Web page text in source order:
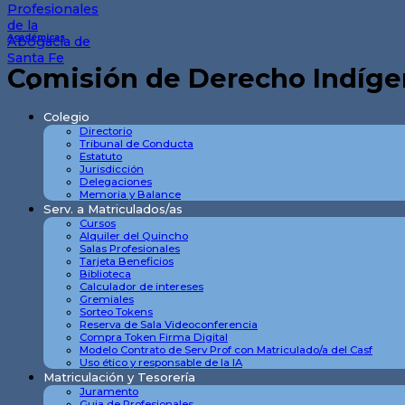
Colegio
Directorio
Tribunal de Conducta
Estatuto
Jurisdicción
Delegaciones
Memoria y Balance
Serv. a Matriculados/as
Cursos
Alquiler del Quincho
Salas Profesionales
Tarjeta Beneficios
Biblioteca
Calculador de intereses
Gremiales
Sorteo Tokens
Reserva de Sala Videoconferencia
Compra Token Firma Digital
Modelo Contrato de Serv Prof con Matriculado/a del Casf
Uso ético y responsable de la IA
Matriculación y Tesorería
Juramento
Académicas
Comisión de Derecho